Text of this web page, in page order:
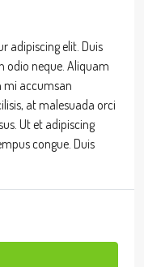
adipiscing elit. Duis
odio neque. Aliquam
mi accumsan
at malesuada orci
Ut et adipiscing
congue. Duis